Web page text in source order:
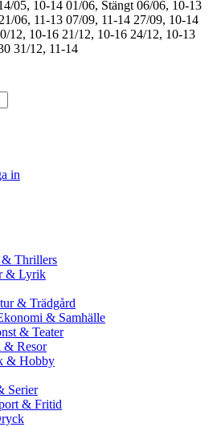
05, 10-14 01/06, Stängt 06/06, 10-13
21/06, 11-13 07/09, 11-14 27/09, 10-14
12, 10-16 21/12, 10-16 24/12, 10-13
31/12, 11-14
in
& Thrillers
& Lyrik
& Trädgård
& Samhälle
& Teater
& Resor
& Hobby
Serier
& Fritid